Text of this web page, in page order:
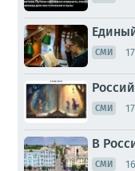
СМИ
СМИ
В
СМИ